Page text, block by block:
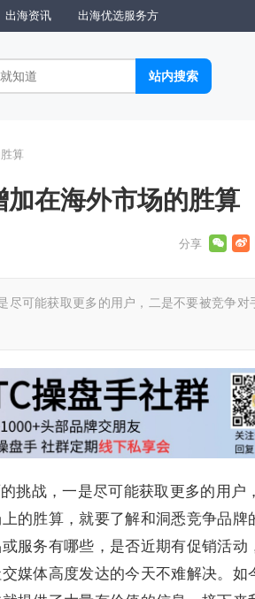
出海资讯 出海优选服务方
算
在海外市场的胜算
尽可能获取更多的用户，二是不要被竞争对
挑战，一是尽可能获取更多的用户
的胜算，就要了解和洞悉竞争品牌
服务有哪些，是否近期有促销活动
媒体高度发达的今天不难解决。如